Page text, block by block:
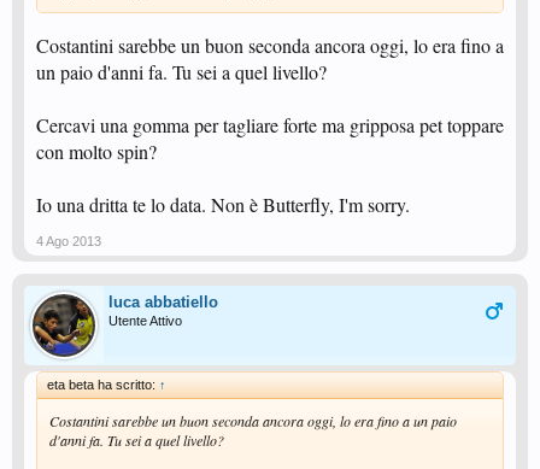
Costantini sarebbe un buon seconda ancora oggi, lo era fino a
un paio d'anni fa. Tu sei a quel livello?
Cercavi una gomma per tagliare forte ma gripposa pet toppare
con molto spin?
Io una dritta te lo data. Non è Butterfly, I'm sorry.
4 Ago 2013
luca abbatiello
Utente Attivo
eta beta ha scritto: ↑
Costantini sarebbe un buon seconda ancora oggi, lo era fino a un paio
d'anni fa. Tu sei a quel livello?